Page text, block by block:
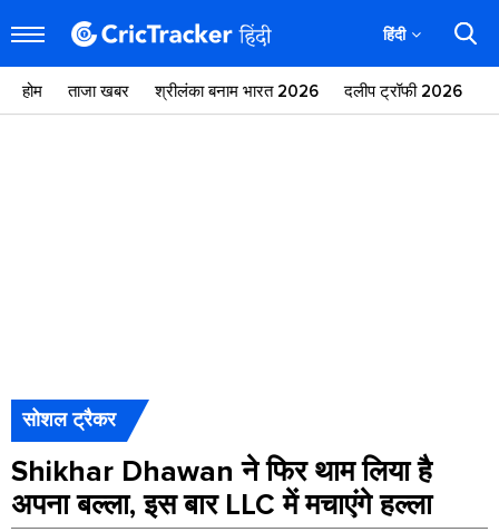
हिंदी
होम ताजा खबर श्रीलंका बनाम भारत 2026 दलीप ट्रॉफी 2026
सोशल ट्रैकर
Shikhar Dhawan ने फिर थाम लिया है
अपना बल्ला, इस बार LLC में मचाएंगे हल्ला